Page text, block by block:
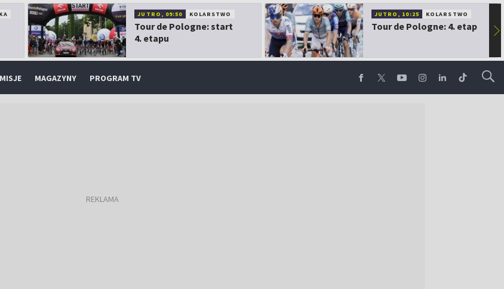
JUTRO, 09:50 KOLARSTWO
Tour de Pologne: start
4. etapu
JUTRO, 10:25 KOLARSTWO
Tour de Pologne: 4. etap ▶
MAGAZYNY PROGRAM TV